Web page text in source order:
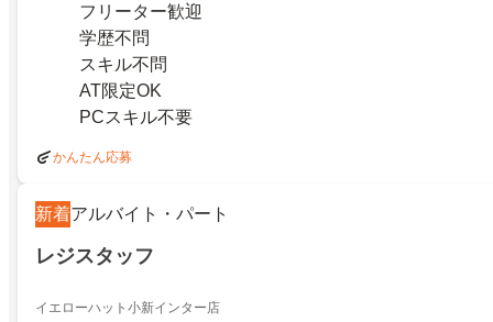
フリーター歓迎
学歴不問
スキル不問
AT限定OK
PCスキル不要
かんたん応募
新着アルバイト・パート
レジスタッフ
イエローハット小新インター店